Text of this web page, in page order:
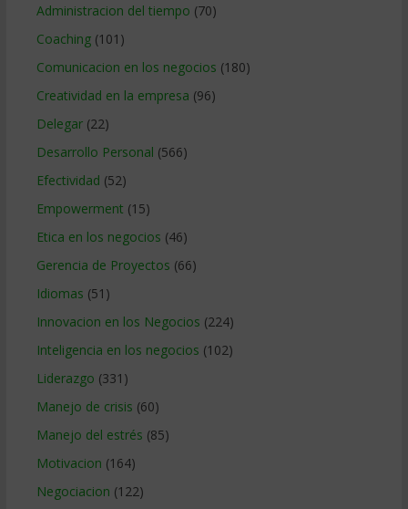
Administracion del tiempo (70)
Coaching(101)
Comunicacion en los negocios (180)
Creatividad en la empresa (96)
Delegar(22)
Desarrollo Personal (566)
Efectividad (52)
Empowerment (15)
Etica en los negocios (46)
Gerencia de Proyectos (66)
Idiomas (51)
Innovacion en los Negocios (224)
Inteligencia en los negocios (102)
Liderazgo (331)
Manejo de crisis (60)
Manejo del estrés (85)
Motivacion (164)
Negociacion (122)